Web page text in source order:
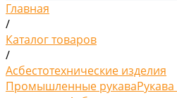
Главная
/
Каталог товаров
/
Асбестотехнические изделия
Промышленные рукава